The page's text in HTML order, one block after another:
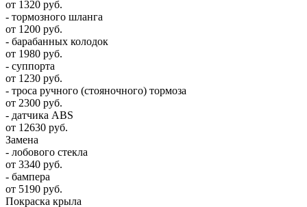
от 1320 руб.
- тормозного шланга
от 1200 руб.
- барабанных колодок
от 1980 руб.
- суппорта
от 1230 руб.
- троса ручного (стояночного) тормоза
от 2300 руб.
- датчика ABS
от 12630 руб.
Замена
- лобового стекла
от 3340 руб.
- бампера
от 5190 руб.
Покраска крыла